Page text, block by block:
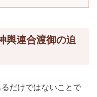
輿連合渡御の迫
だけではないことで